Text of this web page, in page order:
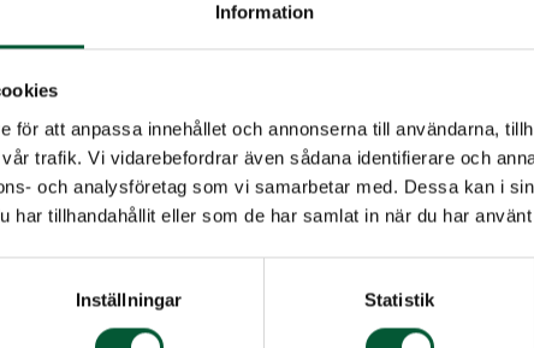
Information
för att anpassa innehållet och annonserna till användarna,
trafik. Vi vidarebefordrar även sådana identifierare och
och analysföretag som vi samarbetar med. Dessa kan i
har tillhandahållit eller som de har samlat in när du har
Inställningar Statistik
är rätt utrustning avgörande. Klättersele,
för att säkerställa en säker arbetsmiljö. Utrustning av
ger inte bara trygghet utan också bättre
under arbetet.
och personlig